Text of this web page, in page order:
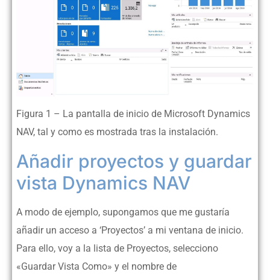
Figura 1 – La pantalla de inicio de Microsoft Dynamics
NAV, tal y como es mostrada tras la instalación.
Añadir proyectos y guardar
vista Dynamics NAV
A modo de ejemplo, supongamos que me gustaría
añadir un acceso a ‘Proyectos’ a mi ventana de inicio.
Para ello, voy a la lista de Proyectos, selecciono
«Guardar Vista Como» y el nombre de